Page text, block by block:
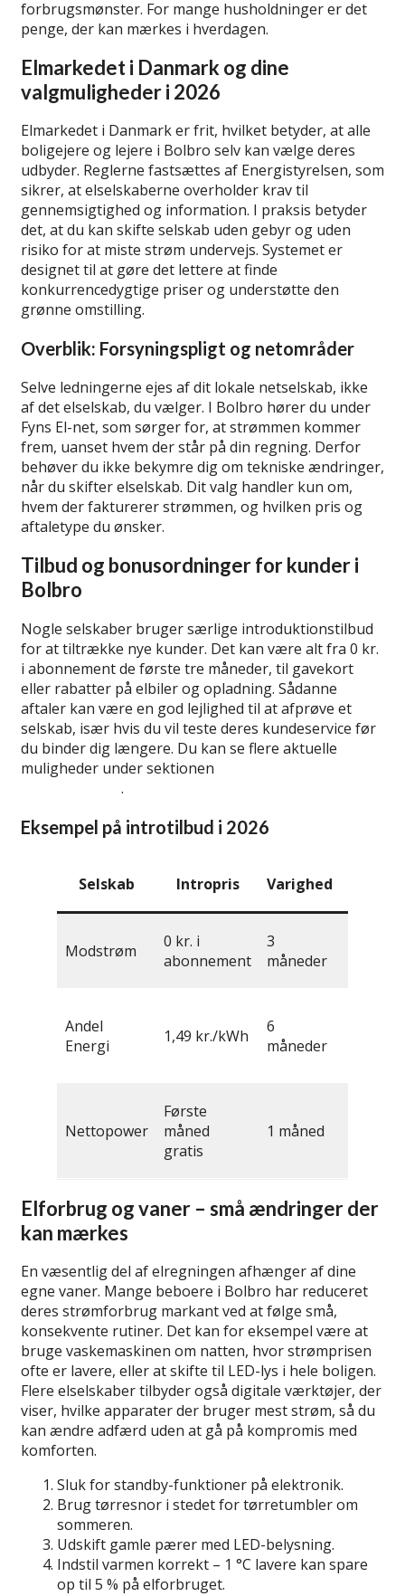
forbrugsmønster. For mange husholdninger er det
penge, der kan mærkes i hverdagen.
Elmarkedet i Danmark og dine
valgmuligheder i 2026
Elmarkedet i Danmark er frit, hvilket betyder, at alle
boligejere og lejere i Bolbro selv kan vælge deres
udbyder. Reglerne fastsættes af Energistyrelsen, som
sikrer, at elselskaberne overholder krav til
gennemsigtighed og information. I praksis betyder
det, at du kan skifte selskab uden gebyr og uden
risiko for at miste strøm undervejs. Systemet er
designet til at gøre det lettere at finde
konkurrencedygtige priser og understøtte den
grønne omstilling.
Overblik: Forsyningspligt og netområder
Selve ledningerne ejes af dit lokale netselskab, ikke
af det elselskab, du vælger. I Bolbro hører du under
Fyns El-net, som sørger for, at strømmen kommer
frem, uanset hvem der står på din regning. Derfor
behøver du ikke bekymre dig om tekniske ændringer,
når du skifter elselskab. Dit valg handler kun om,
hvem der fakturerer strømmen, og hvilken pris og
aftaletype du ønsker.
Tilbud og bonusordninger for kunder i
Bolbro
Nogle selskaber bruger særlige introduktionstilbud
for at tiltrække nye kunder. Det kan være alt fra 0 kr.
i abonnement de første tre måneder, til gavekort
eller rabatter på elbiler og opladning. Sådanne
aftaler kan være en god lejlighed til at afprøve et
selskab, især hvis du vil teste deres kundeservice før
du binder dig længere. Du kan se flere aktuelle
muligheder under sektionen
.
Eksempel på introtilbud i 2026
Selskab Intropris Varighed
Modstrøm
0 kr. i
abonnement
3
måneder
Andel
Energi
1,49 kr./kWh
6
måneder
Nettopower
Første
måned
gratis
1 måned
Elforbrug og vaner – små ændringer der
kan mærkes
En væsentlig del af elregningen afhænger af dine
egne vaner. Mange beboere i Bolbro har reduceret
deres strømforbrug markant ved at følge små,
konsekvente rutiner. Det kan for eksempel være at
bruge vaskemaskinen om natten, hvor strømprisen
ofte er lavere, eller at skifte til LED-lys i hele boligen.
Flere elselskaber tilbyder også digitale værktøjer, der
viser, hvilke apparater der bruger mest strøm, så du
kan ændre adfærd uden at gå på kompromis med
komforten.
Sluk for standby-funktioner på elektronik.
Brug tørresnor i stedet for tørretumbler om
sommeren.
Udskift gamle pærer med LED-belysning.
Indstil varmen korrekt – 1 °C lavere kan spare
op til 5 % på elforbruget.